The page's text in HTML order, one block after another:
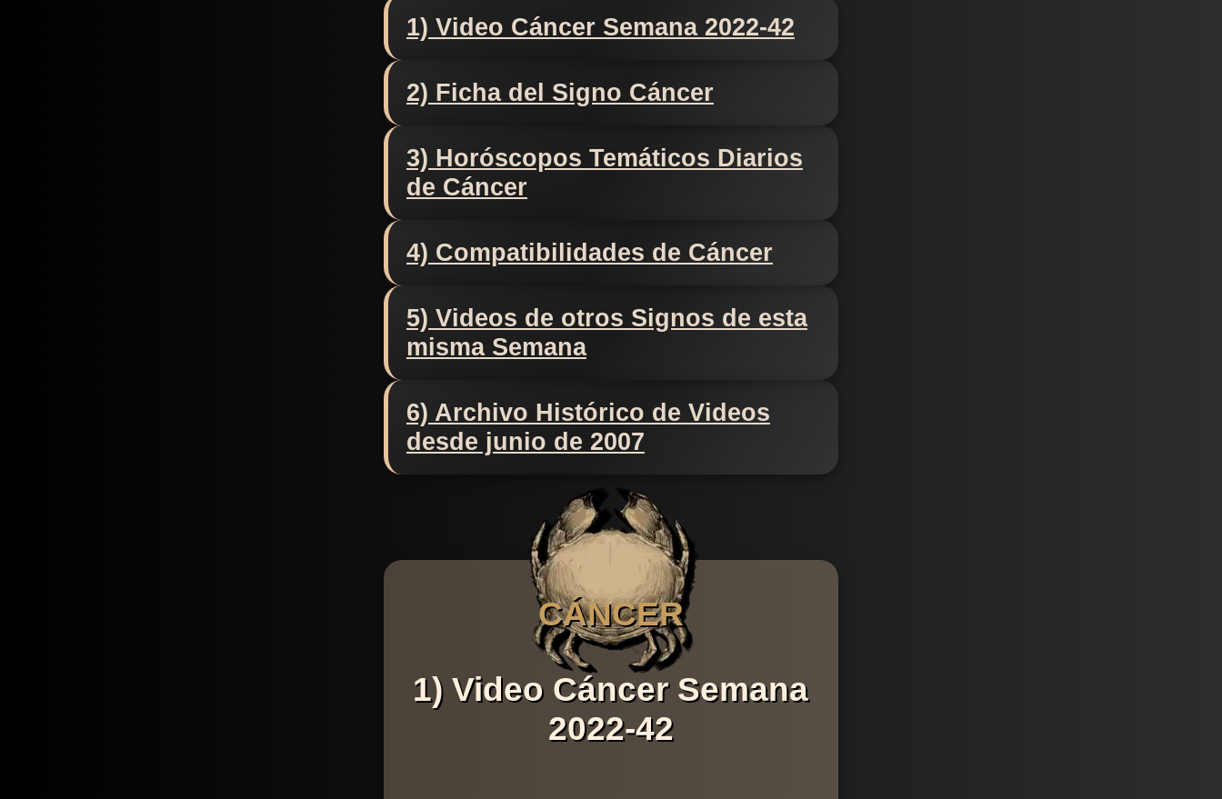
1) Video Cáncer Semana 2022-42
2) Ficha del Signo Cáncer
3) Horóscopos Temáticos Diarios
de Cáncer
4) Compatibilidades de Cáncer
5) Videos de otros Signos de esta
misma Semana
6) Archivo Histórico de Videos
desde junio de 2007
CÁNCER
1) Video Cáncer Semana
2022-42